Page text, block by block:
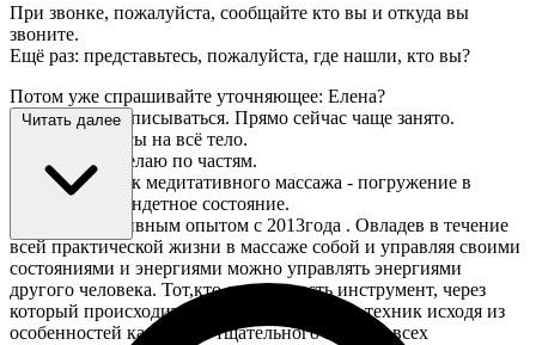
При звонке, пожалуйста, сообщайте кто вы и откуда вы
звоните.
Ещё раз: представьтесь, пожалуйста, где нашли, кто вы?
Потом уже спрашивайте уточняющее: Елена?
Необходимо записываться. Прямо сейчас чаще занято.
Провожу сеансы на всё тело.
Отдельно не делаю по частям.
Мастер практик медитативного массажа - погружение в
лёгкое трансцендетное состояние.
Практик с активным опытом с 2013года . Овладев в течение
всей практической жизни в массаже собой и управляя своими
состояниями и энергиями можно управлять энергиями
другого человека. Тот,кто делает и есть инструмент, через
который происходит сочетание различных техник исходя из
особенностей каждого и тщательного анализа всех
Читать далее